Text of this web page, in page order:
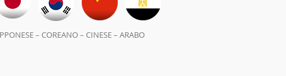
– COREANO – CINESE – ARABO